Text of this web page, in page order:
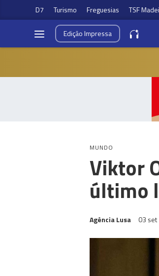
D7 Turismo Freguesias TSF
EdiçãoImpressa
MUNDO
Viktor
último
Agência Lusa 03